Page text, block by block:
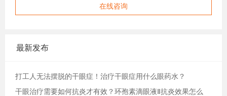
在线咨询
最新发布
打工人无法摆脱的干眼症！治疗干眼症用什么眼药水？
干眼治疗需要如何抗炎才有效？环孢素滴眼液Ⅱ抗炎效果怎么